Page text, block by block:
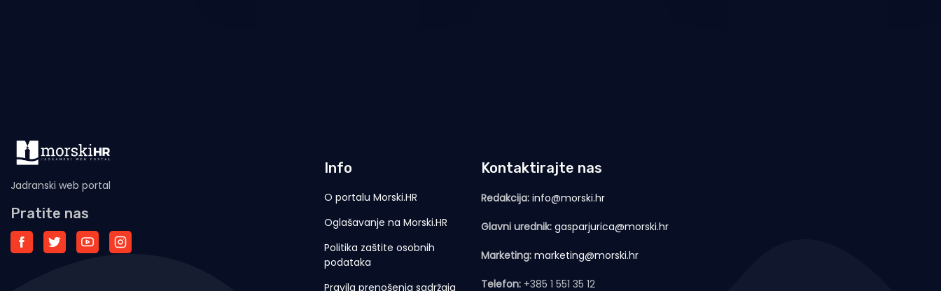
Jadranski web portal
Pratite nas
Info
O portalu Morski.HR
Oglašavanje na Morski.HR
Politika zaštite osobnih
podataka
Pravila prenošenja sadržaja
Kontaktirajte nas
Redakcija: info@morski.hr
Glavni urednik: gasparjurica@morski.hr
Marketing: marketing@morski.hr
Telefon: +385 1 551 35 12